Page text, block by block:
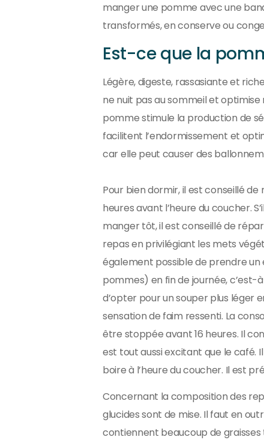
manger une pomme avec une
transformés, en conserve ou
Est-ce que la
Légère, digeste, rassasiante et
ne nuit pas au sommeil et
pomme stimule la production de
facilitent l’endormissement et
car elle peut causer des
Pour bien dormir, il est conseillé
heures avant l’heure du coucher.
manger tôt, il est conseillé de
repas en privilégiant les mets
également possible de prendre un
pommes) en fin de journée, c’est-
d’opter pour un souper plus léger
sensation de faim ressenti. La
être stoppée avant 16 heures. Il
est tout aussi excitant que le café.
boire à l’heure du coucher. Il est
Concernant la composition des
glucides sont de mise. Il faut en
contiennent beaucoup de graisses